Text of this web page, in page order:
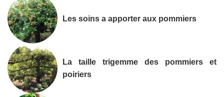
Les soins a apporter aux pommiers
La taille trigemme des pommiers et
poiriers